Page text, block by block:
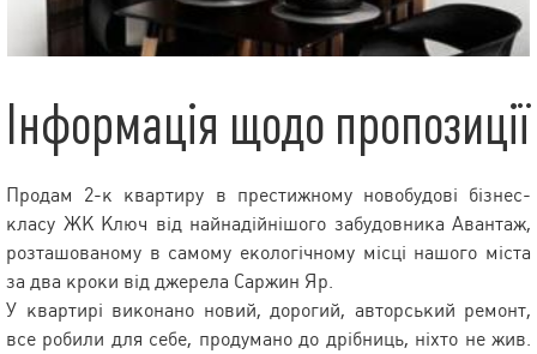
Інформація щодо пропозиції
Продам 2-к квартиру в престижному новобудові бізнес-
класу ЖК Ключ від найнадійнішого забудовника Авантаж,
розташованому в самому екологічному місці нашого міста
за два кроки від джерела Саржин Яр.
У квартирі виконано новий, дорогий, авторський ремонт,
все робили для себе, продумано до дрібниць, ніхто не жив.